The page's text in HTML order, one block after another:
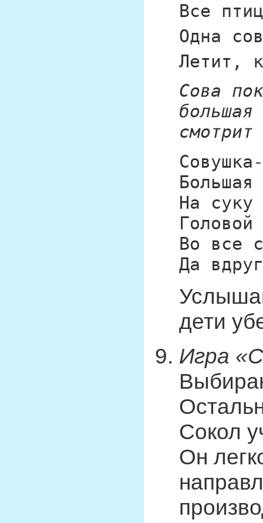
Все
Одна
Летит,
Сова
На суку
Во все
Да
дети
Игра
Сокол
Он